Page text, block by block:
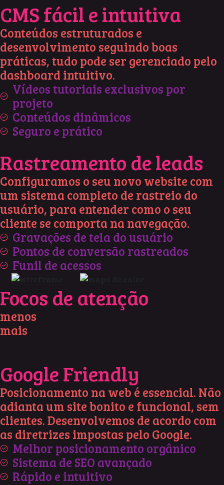
CMS fácil e intuitiva
Conteúdos estruturados e
desenvolvimento seguindo boas
práticas, tudo pode ser gerenciado pelo
dashboard intuitivo.
Vídeos tutoriais exclusivos por
projeto
Conteúdos dinâmicos
Seguro e prático
Rastreamento de leads
Configuramos o seu novo website com
um sistema completo de rastreio do
usuário, para entender como o seu
cliente se comporta na navegação.
Gravações de tela do usuário
Pontos de conversão rastreados
Funil de acessos
Focos de atenção
menos
mais
Google Friendly
Posicionamento na web é essencial. Não
adianta um site bonito e funcional, sem
clientes. Desenvolvemos de acordo com
as diretrizes impostas pelo Google.
Melhor posicionamento orgânico
Sistema de SEO avançado
Rápido e intuitivo